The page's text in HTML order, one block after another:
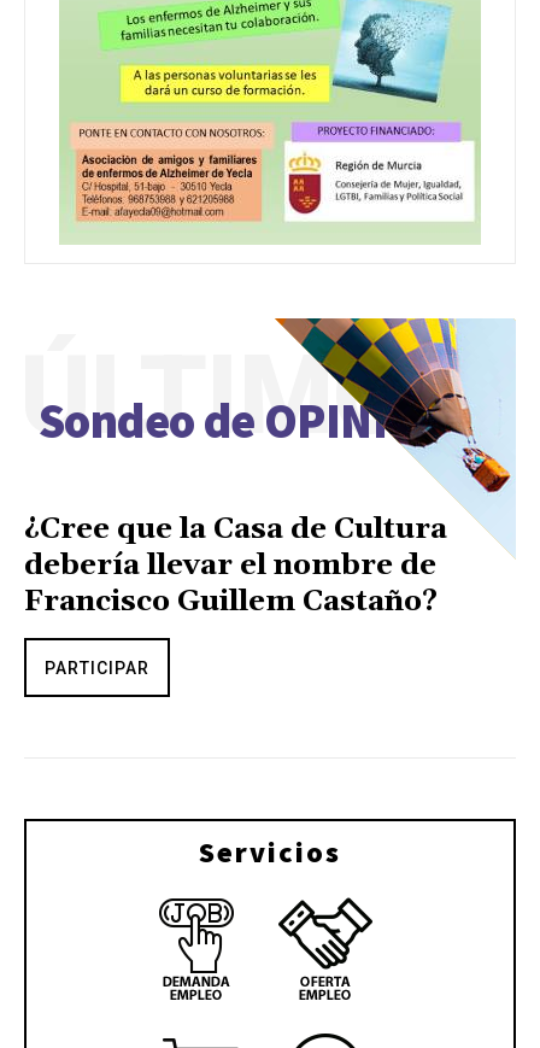
Sondeo de OPINIÓN
ÚLTIMO
¿Cree que la Casa de Cultura
debería llevar el nombre de
Francisco Guillem Castaño?
PARTICIPAR
Servicios